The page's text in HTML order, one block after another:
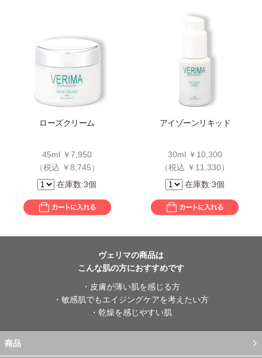
ローズクリーム
45ml ￥7,950
（税込 ￥8,745）
在庫数:3個
アイゾーンリキッド
30ml ￥10,300
（税込 ￥11,330）
在庫数:3個
ヴェリマの商品は
こんな肌の方におすすめです
・皮膚が薄い肌を感じる方
・敏感肌でもエイジングケアを考えたい方
・乾燥を感じやすい肌
商品